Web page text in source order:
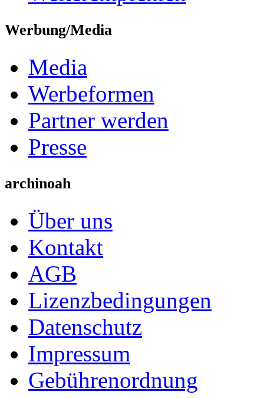
Werbung/Media
Media
Werbeformen
Partner werden
Presse
archinoah
Über uns
Kontakt
AGB
Lizenzbedingungen
Datenschutz
Impressum
Gebührenordnung